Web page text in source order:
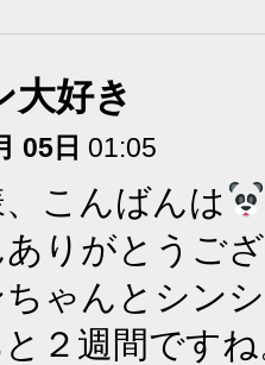
大好き
05日 01:05
こんばんは
りがとうご
ゃんとシン
２週間です